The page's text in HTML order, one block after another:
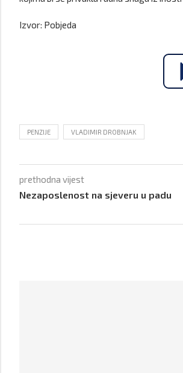
Izvor: Pobjeda
PENZIJE VLADIMIR DROBNJAK
prethodna vijest
Nezaposlenost na sjeveru u padu